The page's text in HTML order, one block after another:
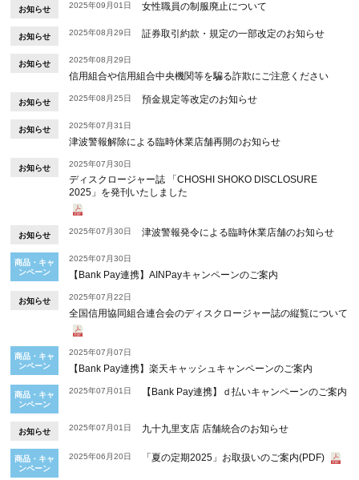
お知らせ 2025年09月01日 女性職員の制服廃止について
お知らせ 2025年08月29日 証券取引約款・規定の一部改定のお知らせ
お知らせ 2025年08月29日
信用組合や信用組合中央機関等を騙る詐欺にご注意ください
お知らせ 2025年08月25日 預金規定等改定のお知らせ
お知らせ 2025年07月31日
津波警報解除による臨時休業店舗再開のお知らせ
お知らせ 2025年07月30日
ディスクロージャー誌 「CHOSHI SHOKO DISCLOSURE
2025」を発刊いたしました
お知らせ 2025年07月30日 津波警報発令による臨時休業店舗のお知らせ
商品・キャ
ンペーン
2025年07月30日
【Bank Pay連携】AINPayキャンペーンのご案内
お知らせ 2025年07月22日
全国信用協同組合連合会のディスクロージャー誌の縦覧について
商品・キャ
ンペーン
2025年07月07日
【Bank Pay連携】楽天キャッシュキャンペーンのご案内
商品・キャ
ンペーン
2025年07月01日 【Bank Pay連携】ｄ払いキャンペーンのご案内
お知らせ 2025年07月01日 九十九里支店 店舗統合のお知らせ
商品・キャ
ンペーン
2025年06月20日 「夏の定期2025」お取扱いのご案内(PDF)